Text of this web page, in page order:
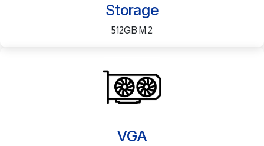
Storage
512GB M.2
VGA